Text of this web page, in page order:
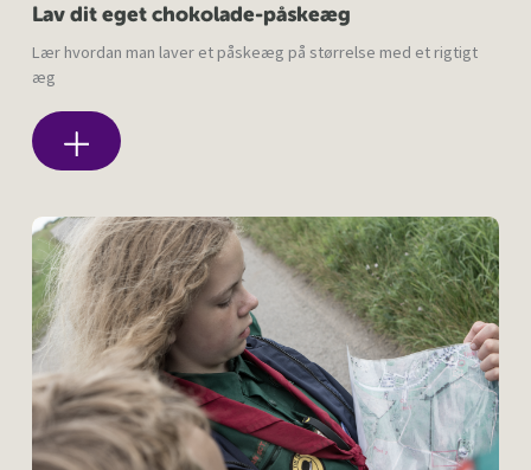
Lav dit eget chokolade-påskeæg
Lær hvordan man laver et påskeæg på størrelse med et rigtigt
æg